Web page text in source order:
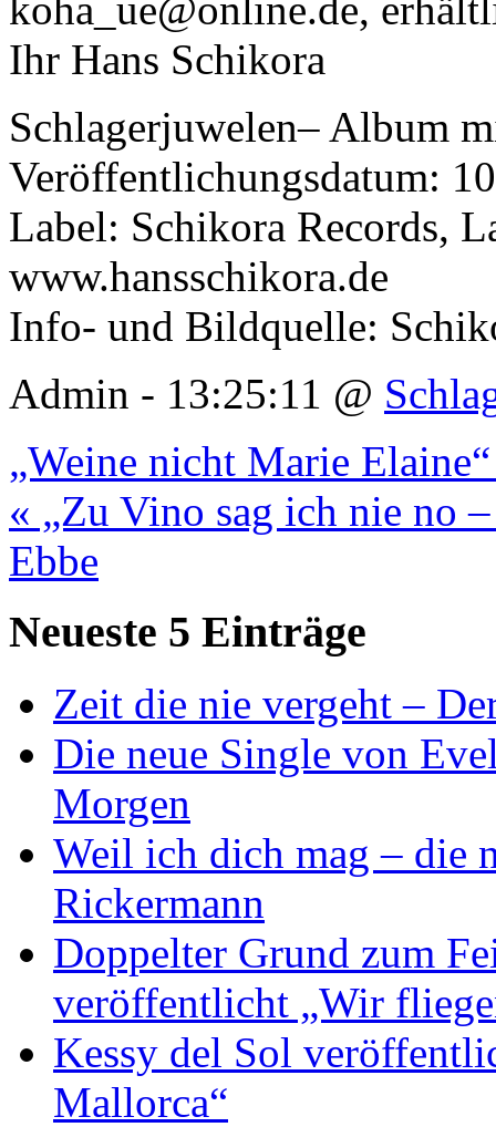
Ihr Hans Schikora
Schlagerjuwelen– Album
Veröffentlichungsdatum:
Label: Schikora Records,
www.hansschikora.de
Info- und Bildquelle:
Admin - 13:25:11 @
„Weine nicht Marie
« „Zu Vino sag ich nie no
Ebbe
Neueste 5 Einträge
Zeit die nie vergeht –
Die neue Single von
Morgen
Weil ich dich mag – die
Rickermann
Doppelter Grund zum
veröffentlicht „Wir
Kessy del Sol
Mallorca“